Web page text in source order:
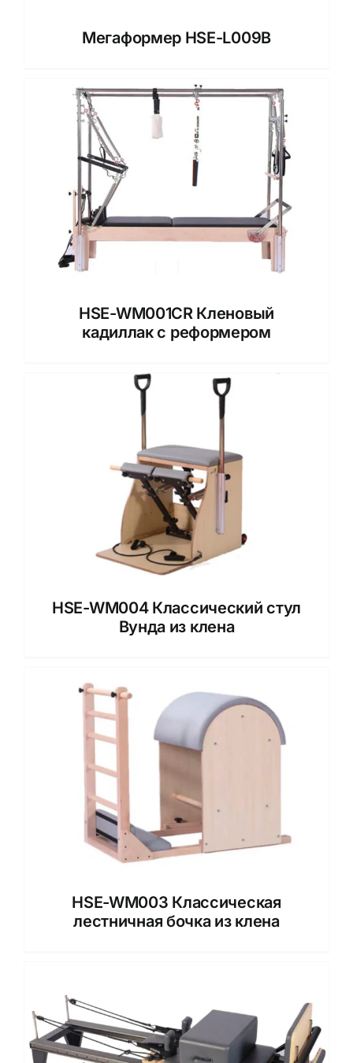
Мегаформер HSE-L009B
HSE-WM001CR Кленовый
кадиллак с реформером
HSE-WM004 Классический стул
Вунда из клена
HSE-WM003 Классическая
лестничная бочка из клена